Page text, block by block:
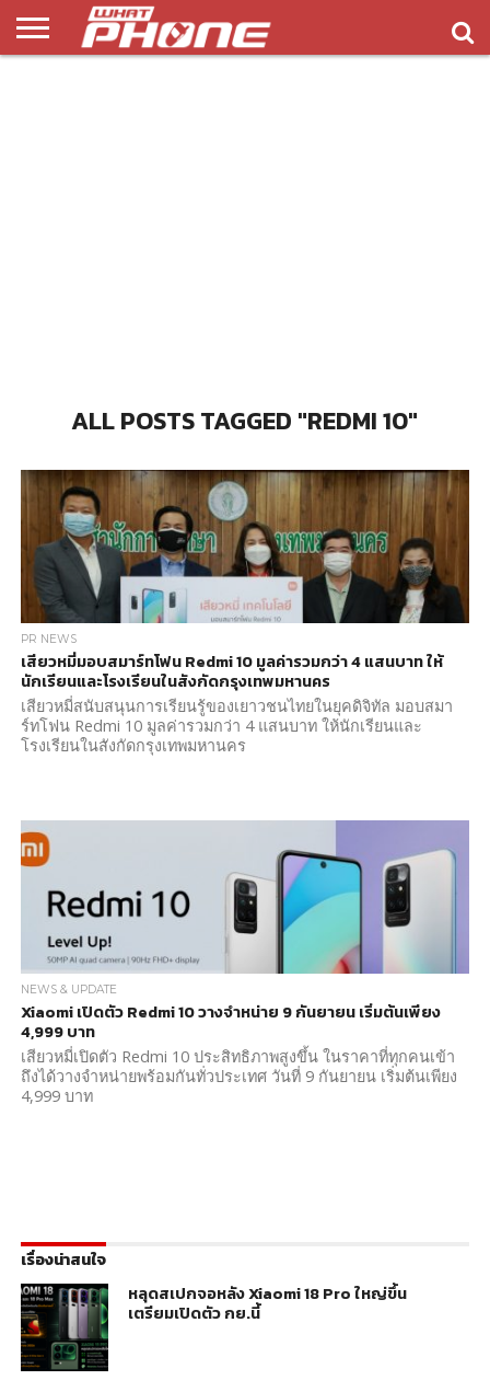
ALL POSTS TAGGED "REDMI 10"
PR NEWS
เสียวหมี่มอบสมาร์ทโฟน Redmi 10 มูลค่ารวมกว่า 4 แสนบาท ให้
นักเรียนและโรงเรียนในสังกัดกรุงเทพมหานคร
เสียวหมี่สนับสนุนการเรียนรู้ของเยาวชนไทยในยุคดิจิทัล มอบสมา
ร์ทโฟน Redmi 10 มูลค่ารวมกว่า 4 แสนบาท ให้นักเรียนและ
โรงเรียนในสังกัดกรุงเทพมหานคร
NEWS & UPDATE
Xiaomi เปิดตัว Redmi 10 วางจำหน่าย 9 กันยายน เริ่มต้นเพียง
4,999 บาท
เสียวหมี่เปิดตัว Redmi 10 ประสิทธิภาพสูงขึ้น ในราคาที่ทุกคนเข้า
ถึงได้วางจำหน่ายพร้อมกันทั่วประเทศ วันที่ 9 กันยายน เริ่มต้นเพียง
4,999 บาท
เรื่องน่าสนใจ
หลุดสเปกจอหลัง Xiaomi 18 Pro ใหญ่ขึ้น
เตรียมเปิดตัว กย.นี้